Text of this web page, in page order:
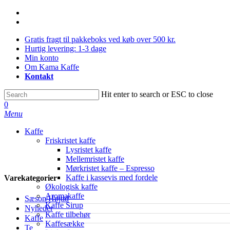
Skip
contentGratis fragt til pakkeboks ved køb over 500 kr.
Hurtig levering: 1-3 dage
Min konto
Om Kama Kaffe
Kontakt
Hit enter to search or ESC to close
Close
Search
0
Menu
Kaffe
Friskristet kaffe
Lysristet kaffe
Mellemristet kaffe
Mørkristet kaffe – Espresso
Kaffe i kassevis med fordele
Økologisk kaffe
Aromakaffe
Kaffe Sirup
Kaffe tilbehør
Kaffesække
Varekategorier
Sæson/Højtid
Nyheder
Kaffe
Te